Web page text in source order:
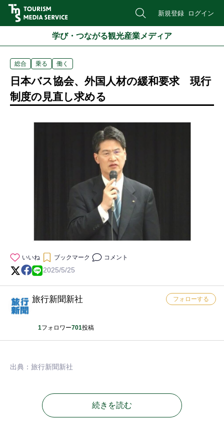
新規登録 ログイン
学び・つながる観光産業メディア
総合 乗る 働く
日本バス協会、外国人材の緩和要求 現行
制度の見直し求める
いいね ブックマーク コメント
2025/5/25
旅行新聞新社
1フォロワー701投稿
フォローする
出典：旅行新聞新社
続きを読む